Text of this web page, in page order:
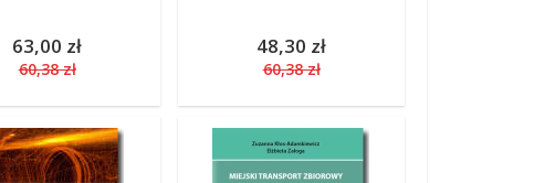
63,00 zł
60,38 zł
48,30 zł
60,38 zł